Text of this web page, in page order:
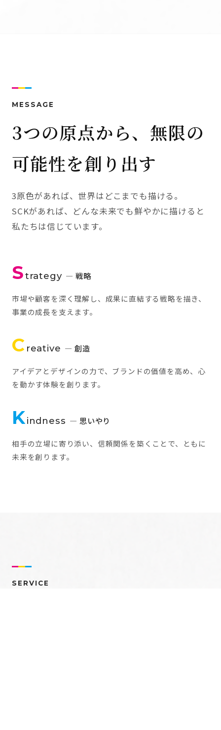
MESSAGE
3つの原点から、無限の
可能性を創り出す
3原色があれば、世界はどこまでも描ける。
SCKがあれば、どんな未来でも鮮やかに描けると
私たちは信じています。
Strategy — 戦略
市場や顧客を深く理解し、成果に直結する戦略を描き、
事業の成長を支えます。
C reative — 創造
アイデアとデザインの力で、ブランドの価値を高め、心
を動かす体験を創ります。
Kindness — 思いやり
相手の立場に寄り添い、信頼関係を築くことで、ともに
未来を創ります。
SERVICE